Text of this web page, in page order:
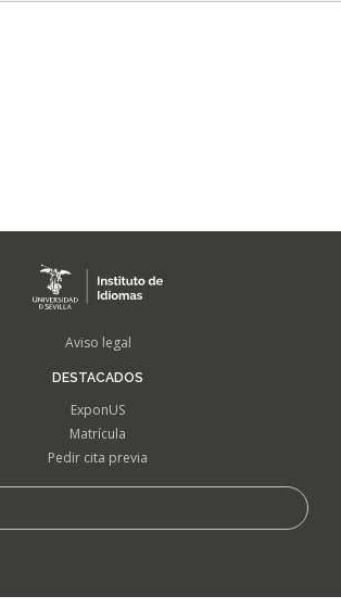
Aviso legal
DESTACADOS
ExponUS
Matrícula
Pedir cita previa